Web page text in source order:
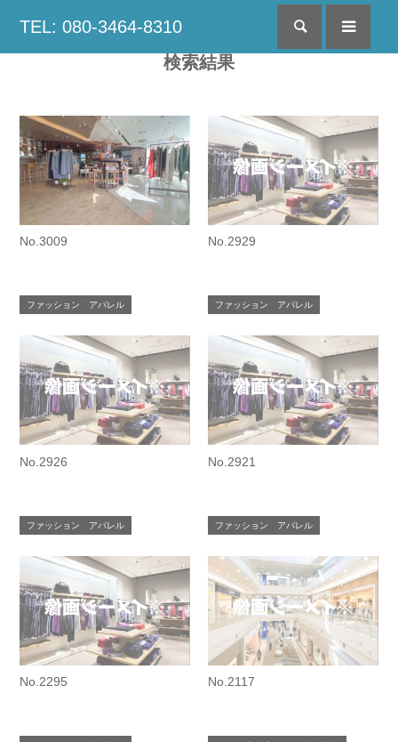
TEL: 080-3464-8310 検索
検索結果
No.3009
ファッション アパレル
No.2929
ファッション アパレル
No.2926
ファッション アパレル
No.2921
ファッション アパレル
No.2295 No.2117